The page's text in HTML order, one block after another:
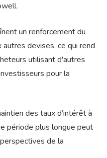
un renforcement du
devises, ce qui rend
utilisant d'autres
pour la
des taux d’intérêt à
période plus longue peut
de la